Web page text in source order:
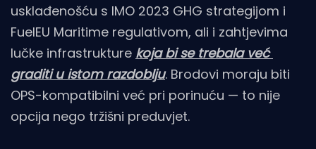
usklađenošću s IMO 2023 GHG strategijom i
FuelEU Maritime regulativom, ali i zahtjevima
lučke infrastrukture koja bi se trebala već
graditi u istom razdoblju. Brodovi moraju biti
OPS-kompatibilni već pri porinuću — to nije
opcija nego tržišni preduvjet.